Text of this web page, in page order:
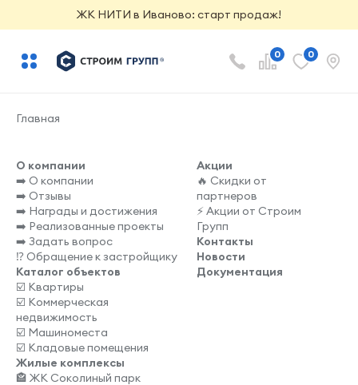
ЖК НИТИ в Иваново: старт продаж!
0 0
Главная
О компании
➡️ О компании
➡️ Отзывы
➡️ Награды и достижения
➡️ Реализованные проекты
➡️ Задать вопрос
⁉️ Обращение к застройщику
Каталог объектов
☑️ Квартиры
☑️ Коммерческая
недвижимость
☑️ Машиноместа
☑️ Кладовые помещения
Жилые комплексы
🏤 ЖК Соколиный парк
Акции
🔥 Скидки от
партнеров
⚡️ Акции от Строим
Групп
Контакты
Новости
Документация